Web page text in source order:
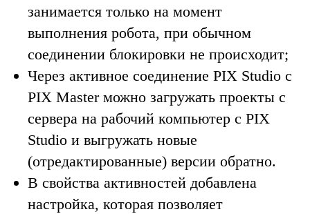
занимается только на момент
выполнения робота, при обычном
соединении блокировки не происходит;
Через активное соединение PIX Studio с
PIX Master можно загружать проекты с
сервера на рабочий компьютер с PIX
Studio и выгружать новые
(отредактированные) версии обратно.
В свойства активностей добавлена
настройка, которая позволяет